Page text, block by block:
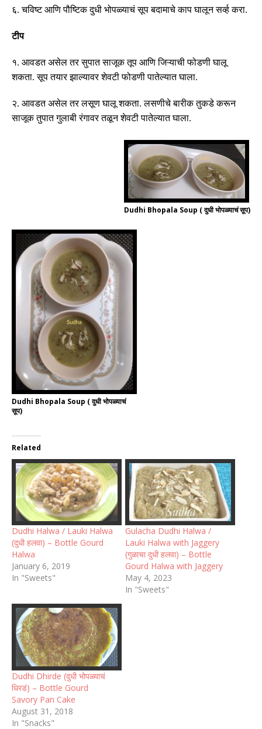
६.चविष्ट आणि पौष्टिक दुधी भोपळ्याचं सूप बदामाचे काप घालून सर्व्ह करा.
टीप
१. आवडत असेल तर सुपात साजूक तूप आणि जिऱ्याची फोडणी घालू
शकता.सूप तयार झाल्यावर शेवटी फोडणी पातेल्यात घाला.
२. आवडत असेल तर लसूण घालू शकता.लसणीचे बारीक तुकडे करून
साजूक तुपात गुलाबी रंगावर तळून शेवटी पातेल्यात घाला.
Dudhi Bhopala Soup ( दुधी भोपळ्याचं सूप)
Dudhi Bhopala Soup ( दुधी भोपळ्याचं
सूप)
Related
Dudhi Halwa / Lauki Halwa
(दुधी हलवा) – Bottle Gourd
Halwa
January 6, 2019
In "Sweets"
Gulacha Dudhi Halwa /
Lauki Halwa with Jaggery
(गुळाचा दुधी हलवा) – Bottle
Gourd Halwa with Jaggery
May 4, 2023
In "Sweets"
Dudhi Dhirde (दुधी भोपळ्याचं
धिरडं) – Bottle Gourd
Savory Pan Cake
August 31, 2018
In "Snacks"